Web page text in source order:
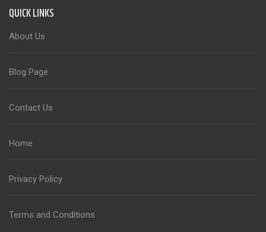
QUICK LINKS
About Us
Blog Page
Contact Us
Home
Privacy Policy
Terms and Conditions